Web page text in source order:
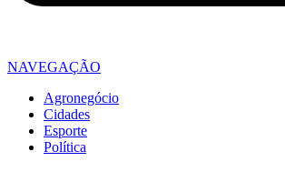
NAVEGAÇÃO
Agronegócio
Cidades
Esporte
Política